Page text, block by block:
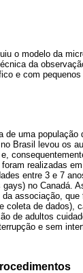
o modelo da
da
e com
de uma
Brasil levou os
realizadas
entre 3 e 7
gays) no Canadá.
da associação,
coleta de dados),
de adultos
e sem